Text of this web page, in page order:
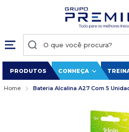
PRODUTOS CONHEÇA
Home Bateria Alcalina A27 Com 5